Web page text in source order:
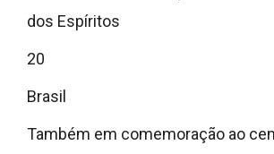
dos Espíritos
20
Brasil
Também em comemoração ao